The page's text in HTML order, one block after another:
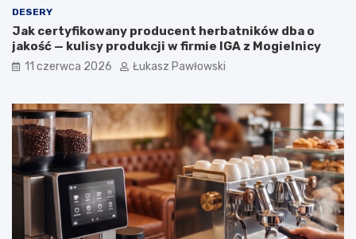
e
w
o
g
n
o
p
o
l
DESERY
Jak certyfikowany producent herbatników dba o
jakość — kulisy produkcji w firmie IGA z Mogielnicy
11 czerwca 2026 Łukasz Pawłowski